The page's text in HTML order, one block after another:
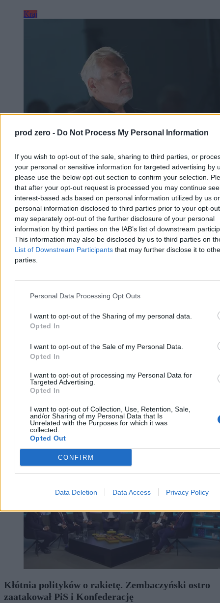
prod zero - Do Not Process My Personal Information
If you wish to opt-out of the sale, sharing to third parties, or
your personal or sensitive information for targeted advertising by
please use the below opt-out section to confirm your selection.
that after your opt-out request is processed you may continue
interest-based ads based on personal information utilized by us or
personal information disclosed to third parties prior to your opt-
may separately opt-out of the further disclosure of your personal
information by third parties on the IAB’s list of downstream
This information may also be disclosed by us to third parties on
List of Downstream Participants that may further disclose it to
parties.
Personal Data Processing Opt Outs
I want to opt-out of the Sharing of my personal data.
Opted In
I want to opt-out of the Sale of my Personal Data.
Opted In
I want to opt-out of processing my Personal Data for
Targeted Advertising.
Opted In
I want to opt-out of Collection, Use, Retention, Sale,
and/or Sharing of my Personal Data that Is
Unrelated with the Purposes for which it was
collected.
Opted Out
CONFIRM
Data Deletion Data Access Privacy Policy
Kraj
To najlepszy prezydent od 1989 roku?
Jednoznaczny wynik sondażu
44,7 proc. Polaków uważa, że dotychczas najlepszym prezydentem
Polski po 1989 r. był Aleksander Kwaśniewski – wynika z sondażu
przeprowadzonego dla Wirtualnej Polski. Najgorzej w badaniu
wypadł Lech Wałęsa i Wojciech Jaruzelski.
Paweł Żurek
3 min
Reklama
Kraj
Kłótnia polityków o rakietę. Zembaczyński ostro
zaatakował PiS i Konfederację